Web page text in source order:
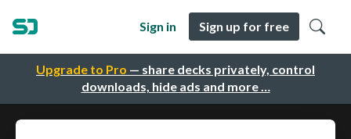
Upgrade to Pro — share decks privately, control
downloads, hide ads and more …
Sign in Sign up for free